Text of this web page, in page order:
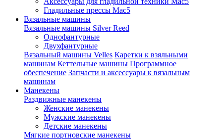
Гладильные прессы Mac5
Вязальные машины
Вязальные машины Silver Reed
Однофантурные
Двухфантурные
Вязальный машины Velles Каретки к взяльными
машинам Кеттельные машины Программное
обеспечение Запчасти и аксессуары к вязальным
машинам
Манекены
Раздвижные манекены
Женские манекены
Мужские манекены
Детские манекены
Мягкие портновские манекены